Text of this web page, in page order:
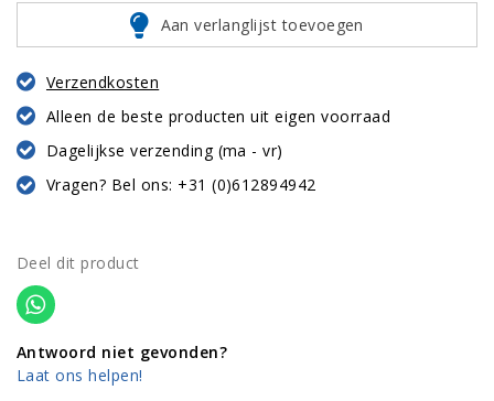
Aan verlanglijst toevoegen
Verzendkosten
Alleen de beste producten uit eigen voorraad
Dagelijkse verzending (ma - vr)
Vragen? Bel ons: +31 (0)612894942
Deel dit product
Antwoord niet gevonden?
Laat ons helpen!